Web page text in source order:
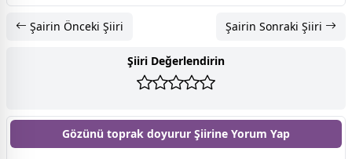
Şairin Önceki Şiiri Şairin Sonraki Şiiri
Şiiri Değerlendirin
Gözünü toprak doyurur Şiirine Yorum Yap